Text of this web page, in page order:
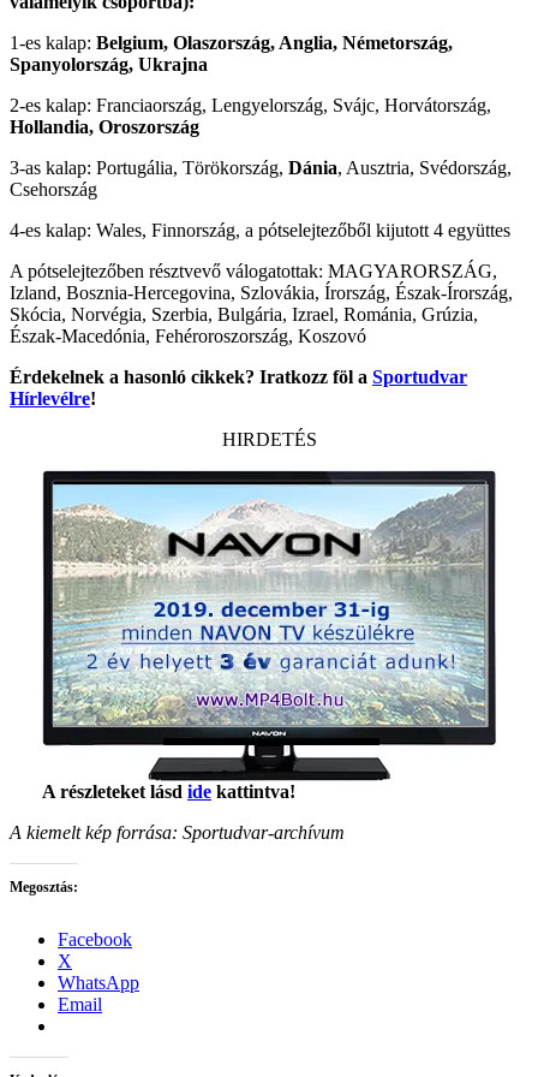
1-es kalap: Belgium, Olaszország, Anglia, Németország,
Spanyolország, Ukrajna
2-es kalap: Franciaország, Lengyelország, Svájc, Horvátország,
Hollandia, Oroszország
3-as kalap: Portugália, Törökország, Dánia, Ausztria, Svédország,
Csehország
4-es kalap: Wales, Finnország, a pótselejtezőből kijutott 4 együttes
A pótselejtezőben résztvevő válogatottak: MAGYARORSZÁG,
Izland, Bosznia-Hercegovina, Szlovákia, Írország, Észak-Írország,
Skócia, Norvégia, Szerbia, Bulgária, Izrael, Románia, Grúzia,
Észak-Macedónia, Fehéroroszország, Koszovó
Érdekelnek a hasonló cikkek? Iratkozz föl a Sportudvar
Hírlevélre!
HIRDETÉS
A részleteket lásd ide kattintva!
A kiemelt kép forrása: Sportudvar-archívum
Megosztás:
Facebook
X
WhatsApp
Email